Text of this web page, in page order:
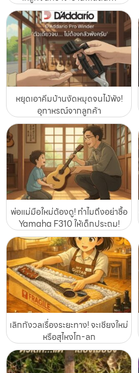
หยุดเอาคีมบ้านงัดหมุดจนไม้พัง!
อุทาหรณ์จากลูกค้า
พ่อแม่มือใหม่ต้องดู! ทำไมถึงอย่าซื้อ
Yamaha F310 ให้เด็กประถม!
เลิกกังวลเรื่องระยะทาง! จะเชียงใหม่
หรือสุไหงโก-ลก